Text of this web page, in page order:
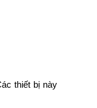
thiết bị này